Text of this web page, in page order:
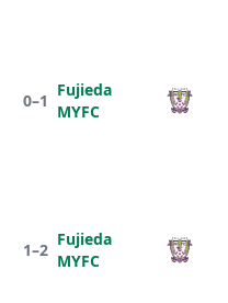
0–1
Fujieda
MYFC
1–2
Fujieda
MYFC